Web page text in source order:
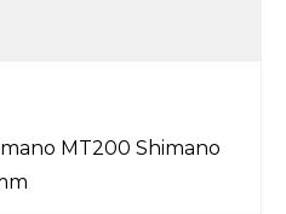
MT200 Shimano